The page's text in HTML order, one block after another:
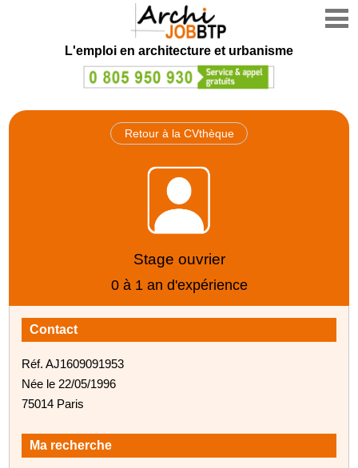
L'emploi en architecture et urbanisme
Retour à la CVthèque
Stage ouvrier
0 à 1 an d'expérience
Contact
Réf. AJ1609091953
Née le 22/05/1996
75014 Paris
Ma recherche